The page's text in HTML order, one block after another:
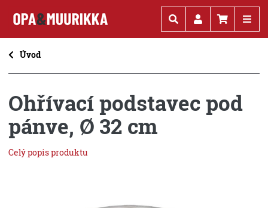
Úvod
Ohřívací podstavec pod
pánve, Ø 32 cm
Celý popis produktu